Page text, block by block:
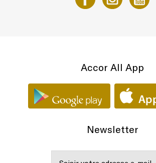
Accor All App
Newsletter